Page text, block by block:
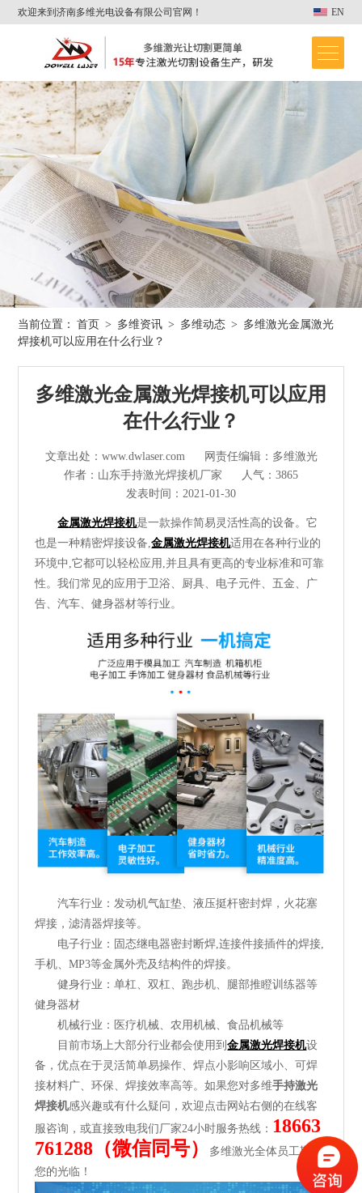
欢迎来到济南多维光电设备有限公司官网！ EN
首页
光纤激光切割机
激光焊接清洗机
解决方案
多维资讯
当前位置： 首页 > 多维资讯 > 多维动态 > 多维激光金属激光
焊接机可以应用在什么行业？
多维激光金属激光焊接机可以应用
在什么行业？
文章出处：www.dwlaser.com
网责任编辑：多维激光
作者：山东手持激光焊接机厂家
人气：3865
发表时间：2021-01-30
金属激光焊接机是一款操作简易灵活性高的设备。它
也是一种精密焊接设备,金属激光焊接机适用在各种行业的
环境中,它都可以轻松应用,并且具有更高的专业标准和可靠
性。我们常见的应用于卫浴、厨具、电子元件、五金、广
告、汽车、健身器材等行业。
汽车行业：发动机气缸垫、液压挺杆密封焊，火花塞
焊接，滤清器焊接等。
电子行业：固态继电器密封断焊,连接件接插件的焊接,
手机、MP3等金属外壳及结构件的焊接。
健身行业：单杠、双杠、跑步机、腿部推瞪训练器等
健身器材
机械行业：医疗机械、农用机械、食品机械等
目前市场上大部分行业都会使用到金属激光焊接机设
备，优点在于灵活简单易操作、焊点小影响区域小、可焊
接材料广、环保、焊接效率高等。如果您对多维手持激光
焊接机感兴趣或有什么疑问，欢迎点击网站右侧的在线客
服咨询，或直接致电我们厂家24小时服务热线： 18663
761288（微信同号）
多维激光全体员工期待
您的光临！